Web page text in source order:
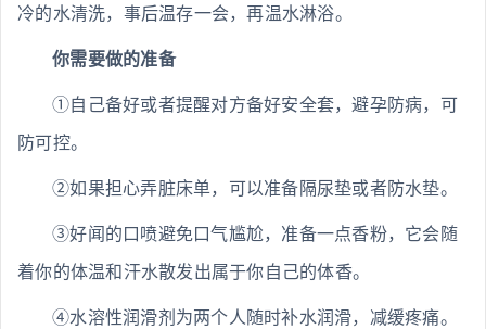
冷的水清洗，事后温存一会，再温水淋浴。
你需要做的准备
①自己备好或者提醒对方备好安全套，避孕防病，可
防可控。
②如果担心弄脏床单，可以准备隔尿垫或者防水垫。
③好闻的口喷避免口气尴尬，准备一点香粉，它会随
着你的体温和汗水散发出属于你自己的体香。
④水溶性润滑剂为两个人随时补水润滑，减缓疼痛。